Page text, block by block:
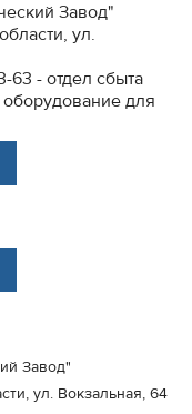
Завод"
ул.
63 - отдел сбыта
для
Завод"
ул. Вокзальная, 64